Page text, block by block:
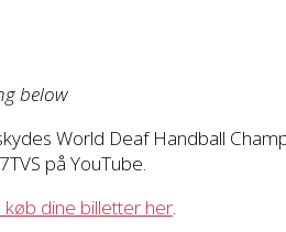
below
World Deaf Handball
på YouTube.
køb dine billetter her.